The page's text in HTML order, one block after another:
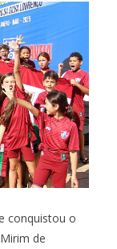
conquistou o
de